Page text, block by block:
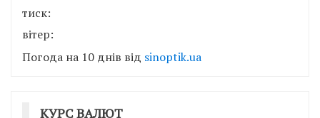
тиск:
вітер:
Погода на 10 днів від sinoptik.ua
КУРС ВАЛЮТ